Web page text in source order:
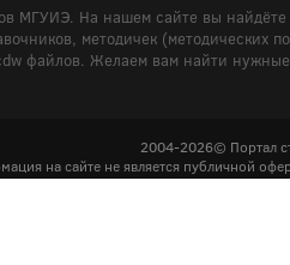
МГУИЭ. На нашем сайте вы
методичек (методических
файлов. Желаем вам найти
2004-2026© Портал
на сайте не является публичной